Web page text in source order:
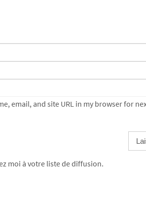
email, and site URL in my browser for
moi à votre liste de diffusion.